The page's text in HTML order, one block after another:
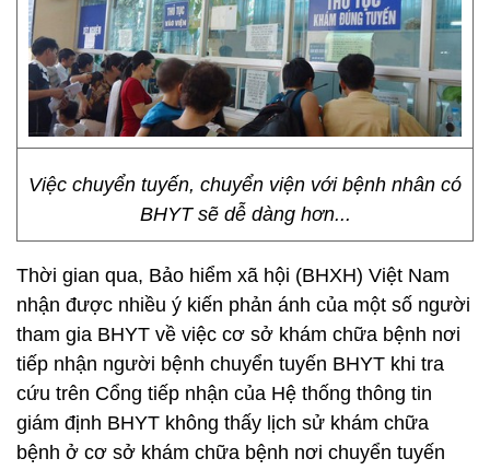
Việc chuyển tuyến, chuyển viện với bệnh nhân có
BHYT sẽ dễ dàng hơn...
Thời gian qua, Bảo hiểm xã hội (BHXH) Việt Nam
nhận được nhiều ý kiến phản ánh của một số người
tham gia BHYT về việc cơ sở khám chữa bệnh nơi
tiếp nhận người bệnh chuyển tuyến BHYT khi tra
cứu trên Cổng tiếp nhận của Hệ thống thông tin
giám định BHYT không thấy lịch sử khám chữa
bệnh ở cơ sở khám chữa bệnh nơi chuyển tuyến